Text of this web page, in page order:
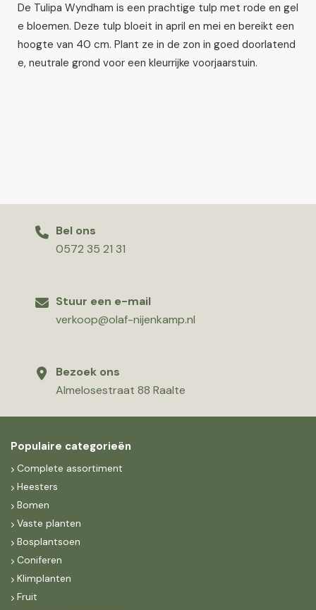
De Tulipa Wyndham is een prachtige tulp met rode en gel
e bloemen. Deze tulp bloeit in april en mei en bereikt een
hoogte van 40 cm. Plant ze in de zon in goed doorlatend
e, neutrale grond voor een kleurrijke voorjaarstuin.
Bel ons
0572 35 21 31
Stuur een e-mail
verkoop@olaf-nijenkamp.nl
Bezoek ons
Almelosestraat 88 Raalte
Populaire categorieën
Complete assortiment
Heesters
Bomen
Vaste planten
Bosplantsoen
Coniferen
Klimplanten
Fruit